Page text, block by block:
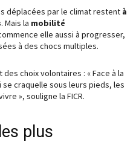
déplacées par le climat restent à
. Mais la mobilité
elle aussi à progresser,
à des chocs multiples.
choix volontaires : « Face à la
craquelle sous leurs pieds, les
», souligne la FICR.
plus